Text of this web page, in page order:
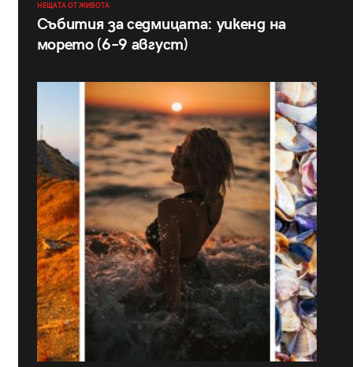
НЕЩАТА ОТ ЖИВОТА
Събития за седмицата: уикенд на
морето (6–9 август)